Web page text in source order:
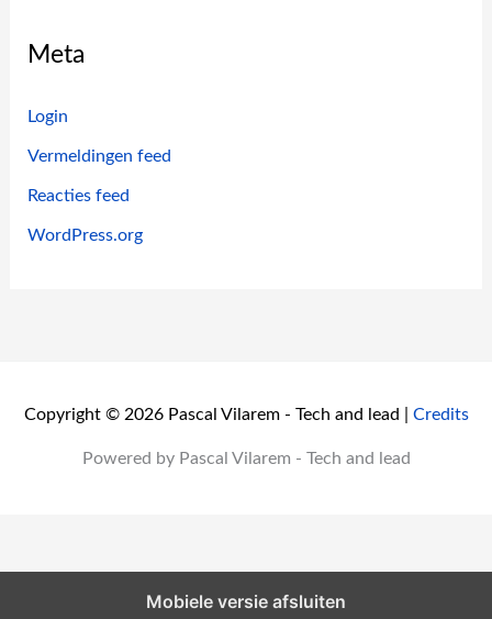
Meta
Login
Vermeldingen feed
Reacties feed
WordPress.org
Copyright © 2026 Pascal Vilarem - Tech and lead | Credits
Powered by Pascal Vilarem - Tech and lead
Mobiele versie afsluiten